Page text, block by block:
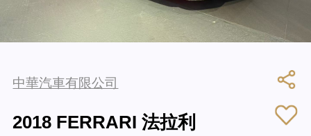
中華汽車有限公司
2018 FERRARI 法拉利